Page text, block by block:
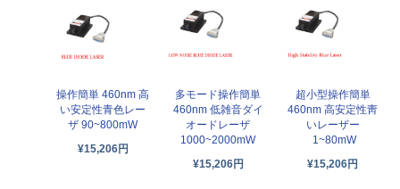
操作簡単 460nm 高
い安定性青色レー
ザ 90~800mW
¥15,206円
多モード操作簡単
460nm 低雑音ダイ
オードレーザ
1000~2000mW
¥15,206円
超小型操作簡単
460nm 高安定性靑
いレーザー
1~80mW
¥15,206円